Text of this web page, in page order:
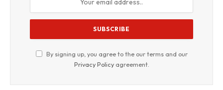
By signing up, you agree to the our terms and our
Privacy Policyagreement.